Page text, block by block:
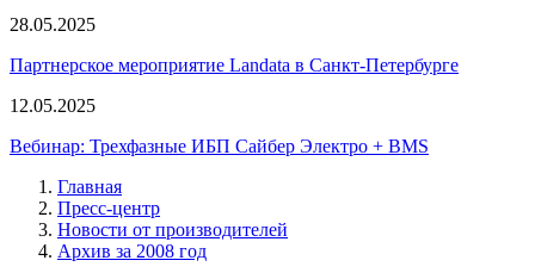
28.05.2025
Партнерское мероприятие Landata в Санкт-Петербурге
12.05.2025
Вебинар: Трехфазные ИБП Сайбер Электро + BMS
Главная
Пресс-центр
Новости от производителей
Архив за 2008 год